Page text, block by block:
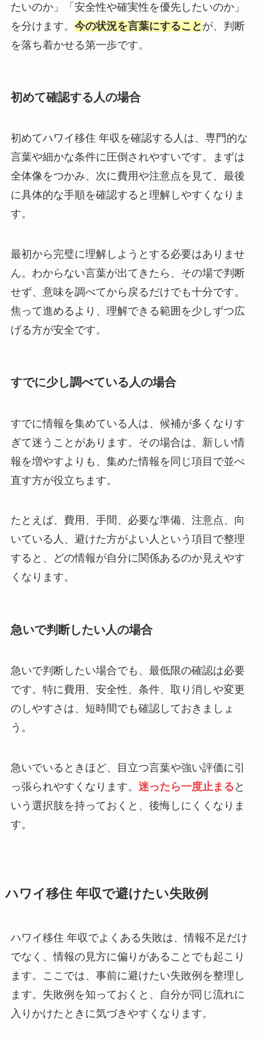
たいのか」「安全性や確実性を優先したいのか」
を分けます。 今の状況を言葉にすること が、判断
を落ち着かせる第一歩です。
初めて確認する人の場合
初めてハワイ移住 年収を確認する人は、専門的な
言葉や細かな条件に圧倒されやすいです。まずは
全体像をつかみ、次に費用や注意点を見て、最後
に具体的な手順を確認すると理解しやすくなりま
す。
最初から完璧に理解しようとする必要はありませ
ん。わからない言葉が出てきたら、その場で判断
せず、意味を調べてから戻るだけでも十分です。
焦って進めるより、理解できる範囲を少しずつ広
げる方が安全です。
すでに少し調べている人の場合
すでに情報を集めている人は、候補が多くなりす
ぎて迷うことがあります。その場合は、新しい情
報を増やすよりも、集めた情報を同じ項目で並べ
直す方が役立ちます。
たとえば、費用、手間、必要な準備、注意点、向
いている人、避けた方がよい人という項目で整理
すると、どの情報が自分に関係あるのか見えやす
くなります。
急いで判断したい人の場合
急いで判断したい場合でも、最低限の確認は必要
です。特に費用、安全性、条件、取り消しや変更
のしやすさは、短時間でも確認しておきましょ
う。
急いでいるときほど、目立つ言葉や強い評価に引
っ張られやすくなります。 迷ったら一度止まる と
いう選択肢を持っておくと、後悔しにくくなりま
す。
ハワイ移住 年収で避けたい失敗例
ハワイ移住 年収でよくある失敗は、情報不足だけ
でなく、情報の見方に偏りがあることでも起こり
ます。ここでは、事前に避けたい失敗例を整理し
ます。失敗例を知っておくと、自分が同じ流れに
入りかけたときに気づきやすくなります。